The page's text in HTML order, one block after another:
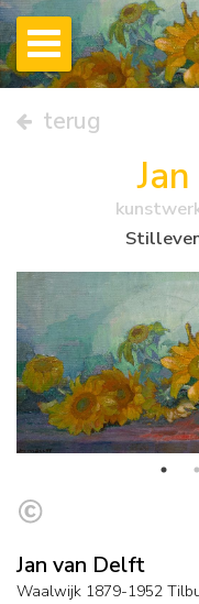
terug
Jan van Delft
Waalwijk 1879-1952